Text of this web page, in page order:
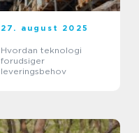
27. august 2025
Hvordan teknologi
forudsiger
leveringsbehov